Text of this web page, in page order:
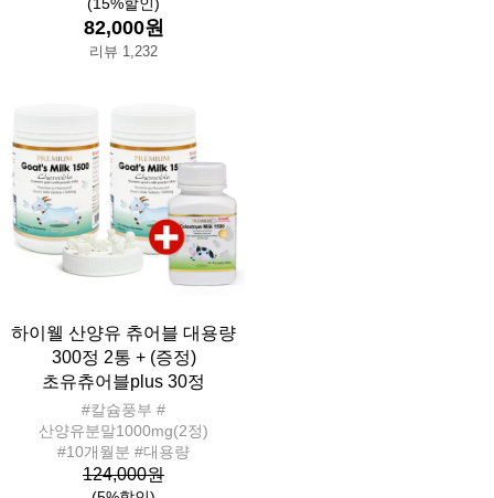
82,000원
리뷰 1,232
하이웰 산양유 츄어블 대용량
300정 2통 + (증정)
초유츄어블plus 30정
#칼슘풍부 #
산양유분말1000mg(2정)
#10개월분 #대용량
124,000원